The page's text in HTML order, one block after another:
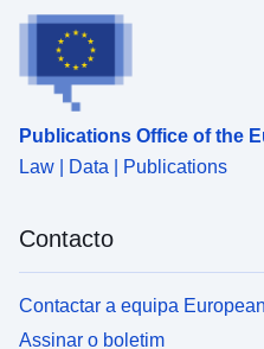
Publications Office of the
Law | Data | Publications
Contacto
Contactar a equipa
Assinar o boletim